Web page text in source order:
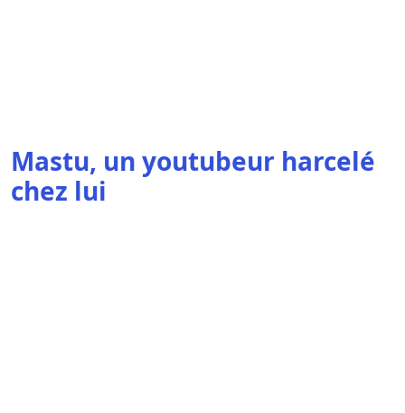
Mastu, un youtubeur harcelé
chez lui